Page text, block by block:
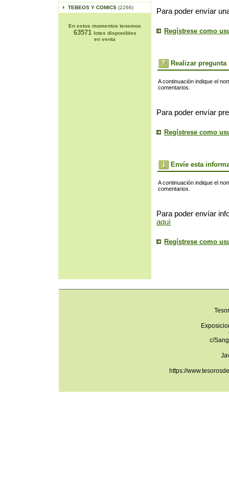
TEBEOS Y COMICS (2266)
En estos momentos tenemos
63571 lotes disponibles
en venta
Para poder envíar
Regístrese como
Realizar pregunta
A continuación indique el
comentarios.
Para poder envíar
Regístrese como
Envíe esta
A continuación indique el
comentarios.
Para poder envíar
aquí
Regístrese como
c/
https://